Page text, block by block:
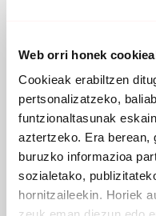
Web orri honek
Cookieak erabiltzen
pertsonalizatzeko,
funtzionaltasunak
aztertzeko. Era berean,
buruzko informazioa
sozialetako,
hornitzaileekin. Horiek
Beñat Axiari
,
Vincent Mascart,
Geoffroy Tamisier
Jean-Christophe
Carlo Rizzo
,
Jon Sass, tuba